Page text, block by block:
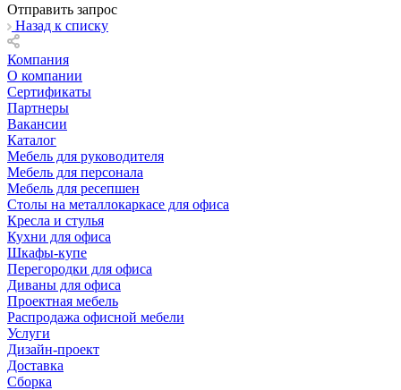
Отправить запрос
Назад к списку
Компания
О компании
Сертификаты
Партнеры
Вакансии
Каталог
Мебель для руководителя
Мебель для персонала
Мебель для ресепшен
Столы на металлокаркасе для офиса
Кресла и стулья
Кухни для офиса
Шкафы-купе
Перегородки для офиса
Диваны для офиса
Проектная мебель
Распродажа офисной мебели
Услуги
Дизайн-проект
Доставка
Сборка